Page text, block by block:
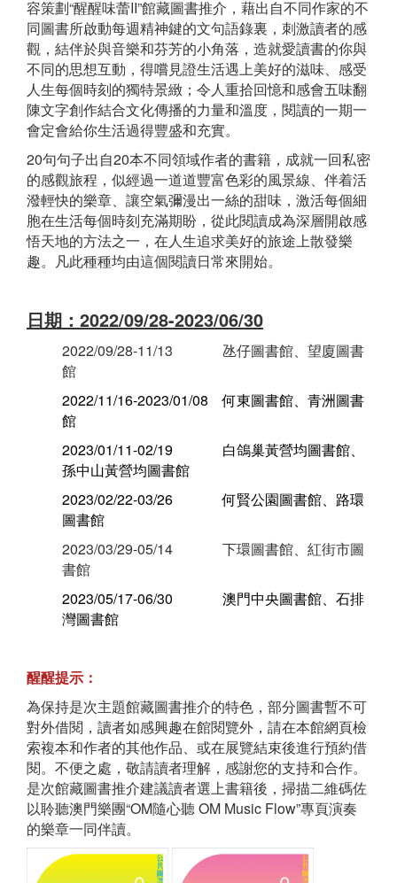
容策劃“醒醒味蕾II”館藏圖書推介，藉出自不同作家的不
同圖書所啟動每週精神鍵的文句語錄裏，刺激讀者的感
觀，結伴於與音樂和芬芳的小角落，造就愛讀書的你與
不同的思想互動，得嚐見證生活遇上美好的滋味、感受
人生每個時刻的獨特景緻；令人重拾回憶和感會五味翻
陳文字創作結合文化傳播的力量和溫度，閱讀的一期一
會定會給你生活過得豐盛和充實。
20句句子出自20本不同領域作者的書籍，成就一回私密
的感觀旅程，似經過一道道豐富色彩的風景線、伴着活
潑輕快的樂章、讓空氣彌漫出一絲的甜味，激活每個細
胞在生活每個時刻充滿期盼，從此閱讀成為深層開啟感
悟天地的方法之一，在人生追求美好的旅途上散發樂
趣。凡此種種均由這個閱讀日常來開始。
日期：2022/09/28-2023/06/30
2022/09/28-11/13 氹仔圖書館、望廈圖書
館
2022/11/16-2023/01/08 何東圖書館、青洲圖書
館
2023/01/11-02/19 白鴿巢黃營均圖書館、
孫中山黃營均圖書館
2023/02/22-03/26 何賢公園圖書館、路環
圖書館
2023/03/29-05/14 下環圖書館、紅街市圖
書館
2023/05/17-06/30 澳門中央圖書館、石排
灣圖書館
醒醒提示：
為保持是次主題館藏圖書推介的特色，部分圖書暫不可
對外借閱，讀者如感興趣在館閱覽外，請在本館網頁檢
索複本和作者的其他作品、或在展覽結束後進行預約借
閱。不便之處，敬請讀者理解，感謝您的支持和合作。
是次館藏圖書推介建議讀者選上書籍後，掃描二維碼佐
以聆聽澳門樂團“OM隨心聽 OM Music Flow”專頁演奏
的樂章一同伴讀。